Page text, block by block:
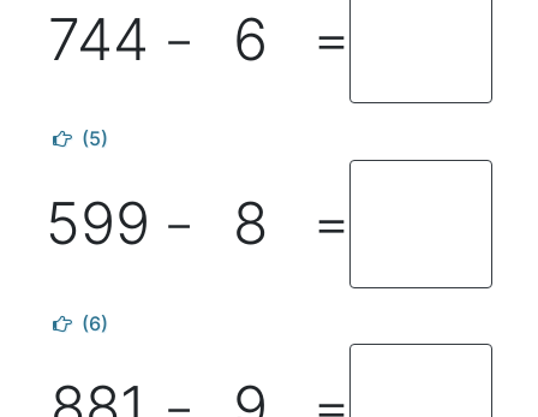
744 － 6 ＝
(5)
599 － 8 ＝
(6)